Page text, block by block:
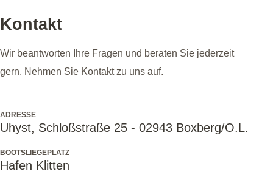
Kontakt
Wir beantworten Ihre Fragen und beraten Sie jederzeit
gern. Nehmen Sie Kontakt zu uns auf.
ADRESSE
Uhyst, Schloßstraße 25 - 02943 Boxberg/O.L.
BOOTSLIEGEPLATZ
Hafen Klitten